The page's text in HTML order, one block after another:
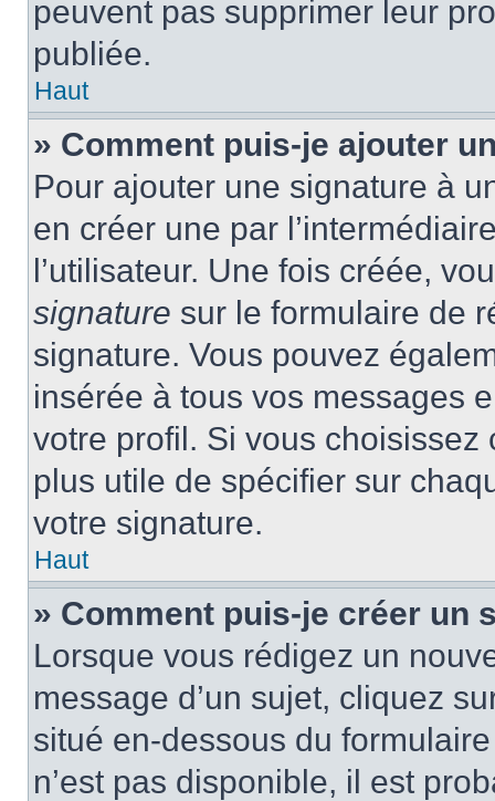
peuvent pas supprimer leur
publiée.
Haut
» Comment puis-je ajouter
Pour ajouter une signature à
en créer une par
l’utilisateur. Une fois créée,
signature sur le formulaire de
signature. Vous pouvez
insérée à tous vos messages
votre profil. Si vous
plus utile de spécifier sur
votre signature.
Haut
» Comment puis-je créer un
Lorsque vous rédigez un
message d’un sujet, cliquez
situé en-dessous du
n’est pas disponible, il est